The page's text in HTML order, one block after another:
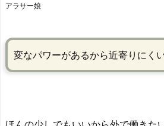
アラサー娘
変なパワーがあるから近寄りにくい